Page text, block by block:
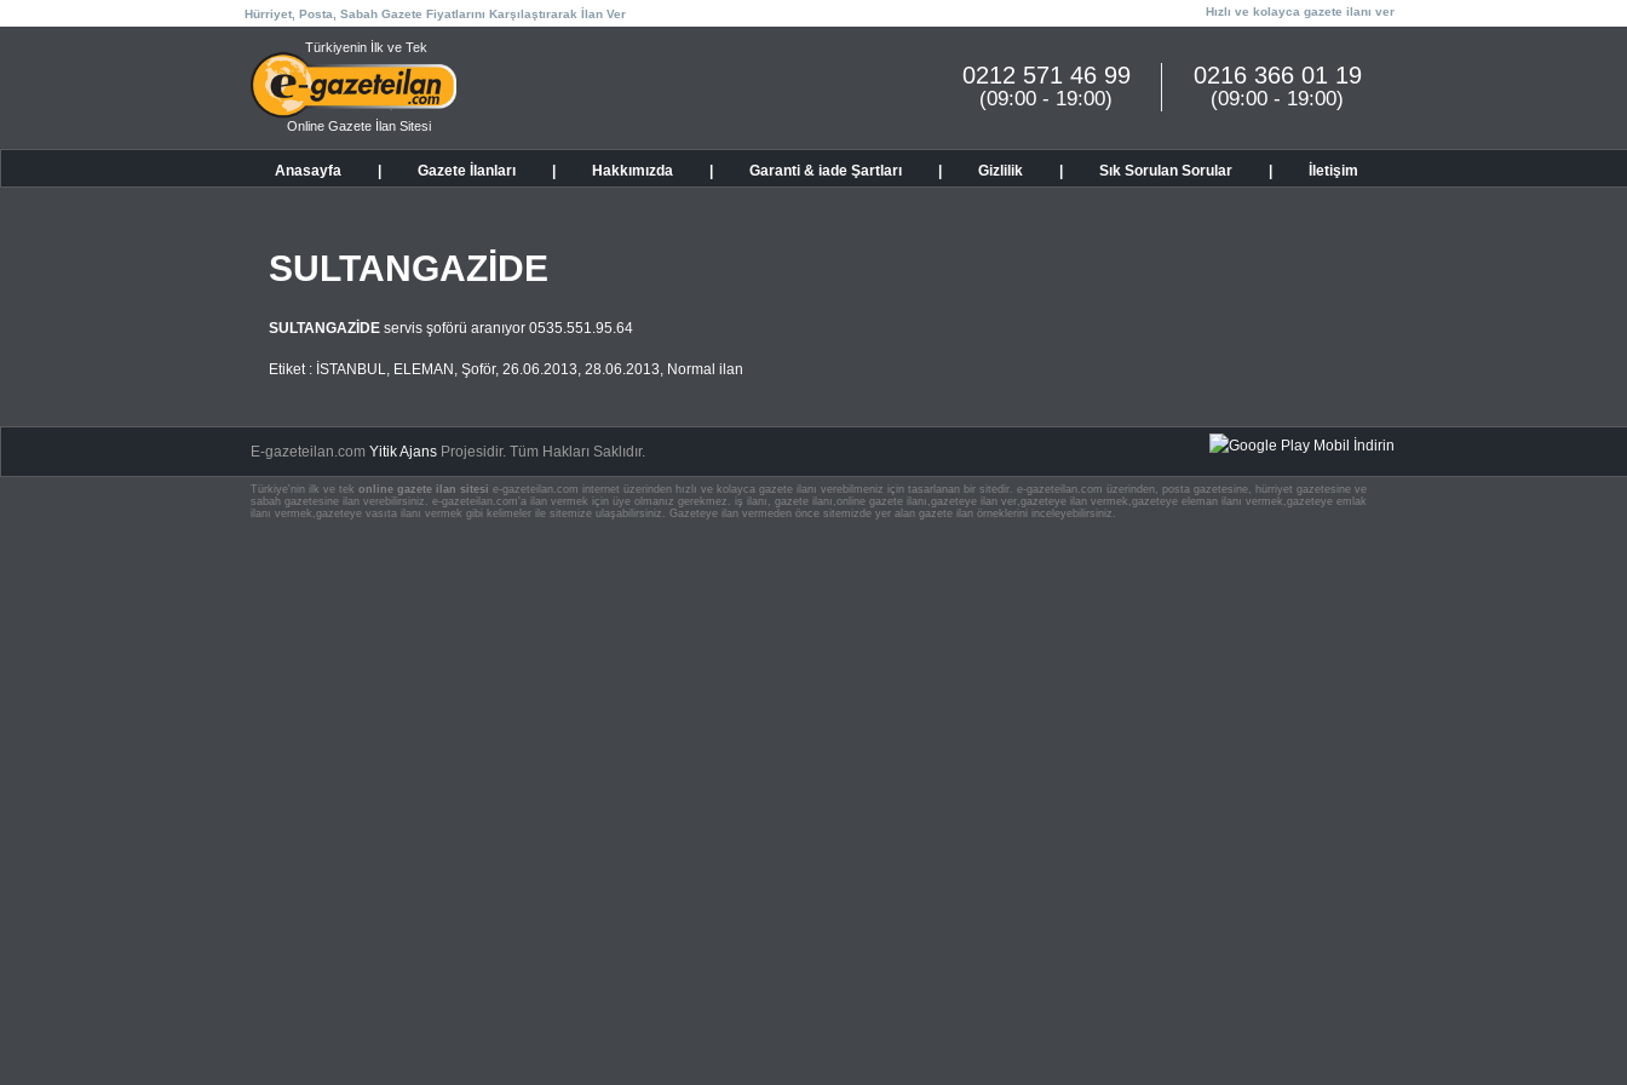
Hürriyet, Posta, Sabah Gazete Fiyatlarını Karşılaştırarak İlan Ver Hızlı ve kolayca gazete ilanı ver
Türkiyenin İlk ve Tek
Online Gazete İlan Sitesi
0216 366 01 19
(09:00 - 19:00)
0212 571 46 99
(09:00 - 19:00)
Anasayfa Gazete İlanları Hakkımızda Garanti & iade Şartları Gizlilik Sık Sorulan Sorular İletişim
SULTANGAZİDE
SULTANGAZİDE servis şoförü aranıyor 0535.551.95.64
Etiket : İSTANBUL, ELEMAN , Şoför, 26.06.2013, 28.06.2013, Normal ilan
E-gazeteilan.comYitik Ajans Projesidir.Tüm Hakları Saklıdır.
Türkiye'nin ilk ve tek online gazete ilan sitesi e-gazeteilan.com internet üzerinden hızlı ve kolayca gazete ilanı verebilmeniz için tasarlanan bir sitedir. e-gazeteilan.com üzerinden, posta gazetesine, hürriyet gazetesine ve
sabah gazetesine ilan verebilirsiniz. e-gazeteilan.com'a ilan vermek için üye olmanız gerekmez. iş ilanı, gazete ilanı,online gazete ilanı,gazeteye ilan ver,gazeteye ilan vermek,gazeteye eleman ilanı vermek,gazeteye emlak
ilanı vermek,gazeteye vasıta ilanı vermek gibi kelimeler ile sitemize ulaşabilirsiniz. Gazeteye ilan vermeden önce sitemizde yer alan gazete ilan örneklerini inceleyebilirsiniz.